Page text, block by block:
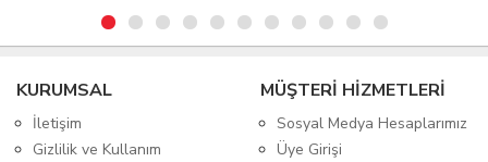
KURUMSAL
İletişim
Gizlilik ve Kullanım
MÜŞTERİ HİZMETLERİ
Sosyal Medya Hesaplarımız
Üye Girişi